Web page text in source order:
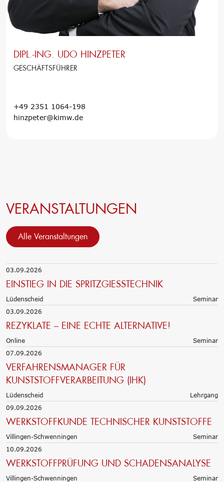
DIPL.-ING. UDO HINZPETER
GESCHÄFTSFÜHRER
+49 2351 1064-198
hinzpeter@kimw.de
VERANSTALTUNGEN
Alle Veranstaltungen
03.09.2026
EINSTIEG IN DIE SPRITZGIESSTECHNIK
Lüdenscheid
Seminar
03.09.2026
REZYKLATE – EINE ECHTE ALTERNATIVE!
Online
Seminar
07.09.2026
VERFAHRENSMANAGER FÜR
KUNSTSTOFFVERARBEITUNG (IHK)
Lüdenscheid
Lehrgang
09.09.2026
WERKSTOFFKUNDE TECHNISCHER KUNSTSTOFFE
Villingen-Schwenningen
Seminar
10.09.2026
WERKSTOFFPRÜFUNG UND SCHADENSANALYSE
Villingen-Schwenningen Seminar